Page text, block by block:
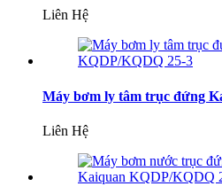
Liên Hệ
Máy bơm ly tâm trục đứng
Liên Hệ